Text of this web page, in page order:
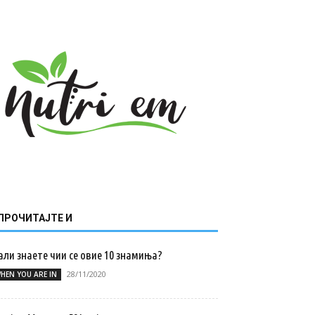
И
знаете чии се овие 10 знамиња?
YOU ARE IN 28/11/2020